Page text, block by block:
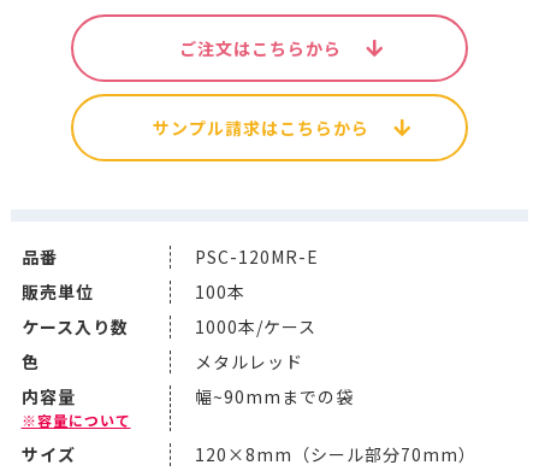
ご注文はこちらから
サンプル請求はこちらから
品番
PSC-120MR-E
販売単位
100本
ケース入り数
1000本/ケース
色
メタルレッド
内容量
※容量について
幅~90mmまでの袋
サイズ
120×8mm（シール部分70mm）